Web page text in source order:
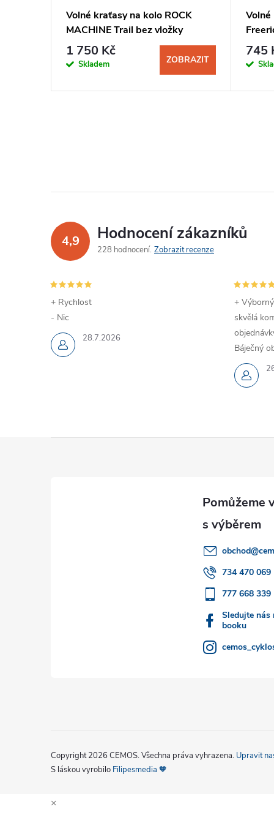
Volné kraťasy na kolo ROCK
MACHINE Trail bez vložky
pánské šedá
1 750 Kč
Skladem ZOBRAZIT
Volné
745
4,9 Hodnocení zákazníků
228 hodnocení Zobrazit recenze
28.7.2026
+ Rychlost
- Nic
+
skvělá
Báječný
obchod@
734 470 069
777 668 339
Sledujte nás
booku
Copyright 2026 CEMOS. Všechna práva vyhrazena. Upravit
S láskou vyrobilo Filipesmedia 🧡
×